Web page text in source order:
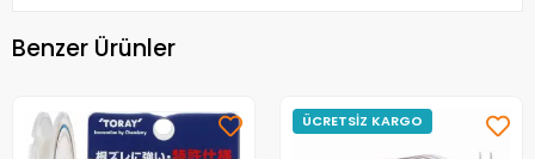
Benzer Ürünler
ÜCRETSİZ KARGO